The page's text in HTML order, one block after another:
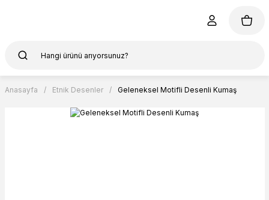
Anasayfa Etnik Desenler Geleneksel Motifli Desenli Kumaş